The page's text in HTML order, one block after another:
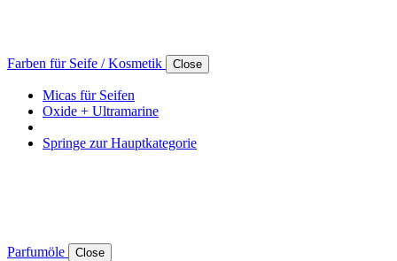
Farben für Seife / Kosmetik Close
Micas für Seifen
Oxide + Ultramarine
Springe zur Hauptkategorie
Parfumöle Close